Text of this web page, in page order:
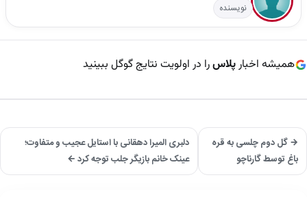
نویسنده
همیشه اخبارپلاسرا در اولویت نتایج گوگل ببینید
→ گل دوم چلسی به قره
باغ توسط گارناچو
دلبری المیرا دهقانی با استایل عجیب و متفاوت؛
عینک خانم بازیگر جلب توجه کرد ←